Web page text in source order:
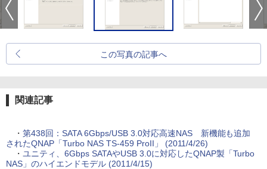
この写真の記事へ
関連記事
・ 第438回：SATA 6Gbps/USB 3.0対応高速NAS 新機能も追加
されたQNAP「Turbo NAS TS-459 ProII」 (2011/4/26)
・ ユニティ、6Gbps SATAやUSB 3.0に対応したQNAP製「Turbo
NAS」のハイエンドモデル (2011/4/15)